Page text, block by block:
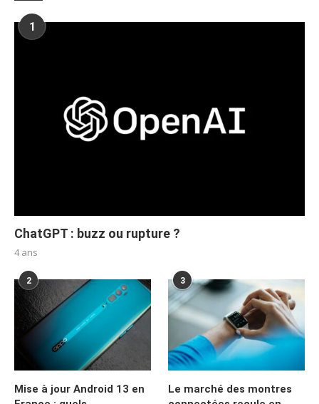
1
ChatGPT : buzz ou rupture ?
4 ans
2
Mise à jour Android 13 en
3
Le marché des montres